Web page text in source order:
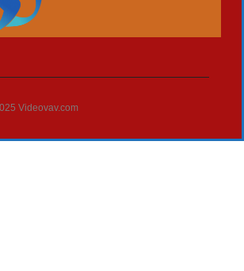
Videovav.com